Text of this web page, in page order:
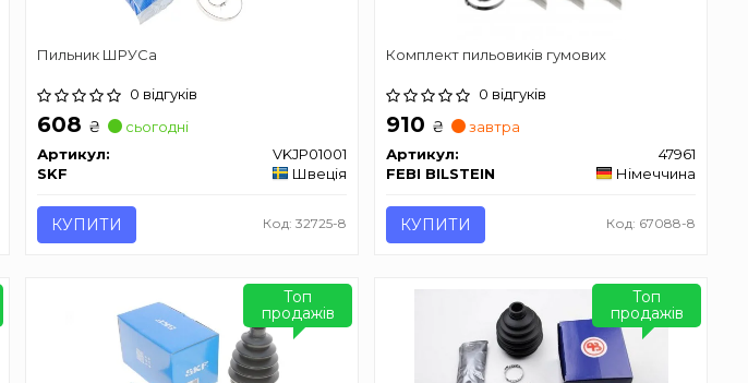
Пильник ШРУСа
0 відгуків
608 ₴
сьогодні
Артикул:
VKJP01001
SKF
Швеція
КУПИТИ Код: 32725-8
Комплект пильовиків гумових
0 відгуків
910 ₴
завтра
Артикул:
47961
FEBI BILSTEIN
Німеччина
КУПИТИ Код: 67088-8
Топ
продажів
Топ
продажів